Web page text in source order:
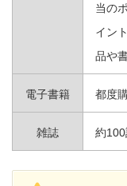
当の
イン
品や
電子書籍 都度
雑誌 約